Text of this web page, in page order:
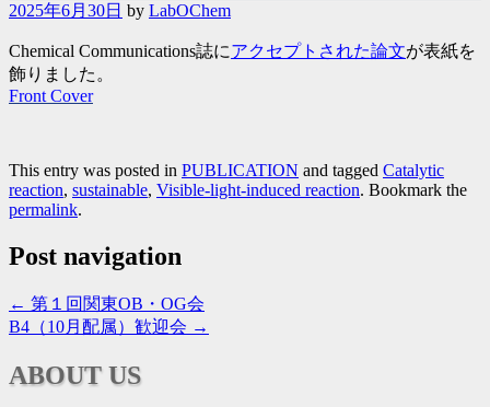
2025年6月30日 by LabOChem
Chemical Communications誌にアクセプトされた論文が表紙を
飾りました。
Front Cover
This entry was posted in PUBLICATION and tagged Catalytic
reaction, sustainable, Visible-light-induced reaction. Bookmark the
permalink.
Post navigation
← 第１回関東OB・OG会
B4（10月配属）歓迎会 →
ABOUT US